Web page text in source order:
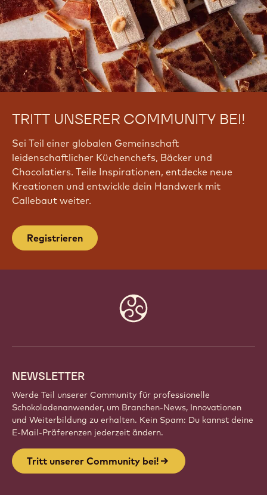
G
r
A
u
O
w
TRITT UNSERER COMMUNITY BEI!
Sei Teil einer globalen Gemeinschaft
leidenschaftlicher Küchenchefs, Bäcker und
Chocolatiers. Teile Inspirationen, entdecke neue
Kreationen und entwickle dein Handwerk mit
Callebaut weiter.
Registrieren
NEWSLETTER
Werde Teil unserer Community für professionelle
Schokoladenanwender, um Branchen-News, Innovationen
und Weiterbildung zu erhalten. Kein Spam: Du kannst deine
E-Mail-Präferenzen jederzeit ändern.
Tritt unserer Community bei!